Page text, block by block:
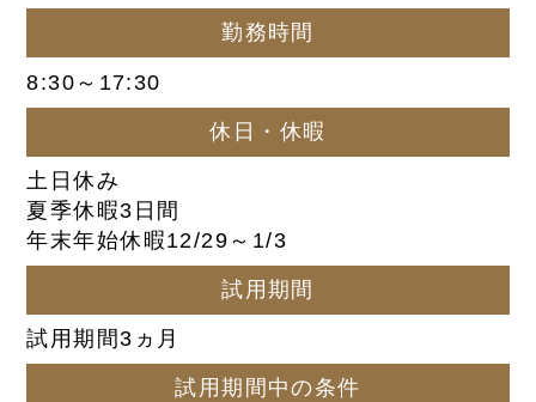
勤務時間
8:30～17:30
休日・休暇
土日休み
夏季休暇3日間
年末年始休暇12/29～1/3
試用期間
試用期間3ヵ月
試用期間中の条件